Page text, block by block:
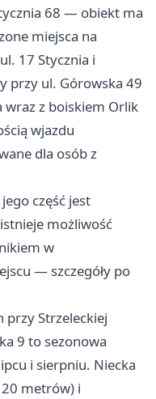
68 — obiekt ma
miejsca na
17 Stycznia i
przy ul. Górowska 49
wraz z boiskiem Orlik
wjazdu
dla osób z
część jest
możliwość
w
— szczegóły po
przy Strzeleckiej
9 to sezonowa
i sierpniu. Niecka
metrów) i